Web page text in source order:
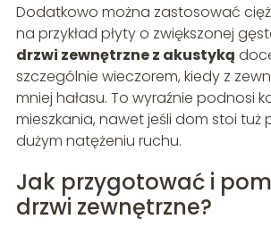
Dodatkowo można zastosować
na przykład płyty o zwiększonej
drzwi zewnętrzne z akustyką
szczególnie wieczorem, kiedy z
mniej hałasu. To wyraźnie podnosi
mieszkania, nawet jeśli dom stoi tuż
dużym natężeniu ruchu.
Jak przygotować i
drzwi zewnętrzne?